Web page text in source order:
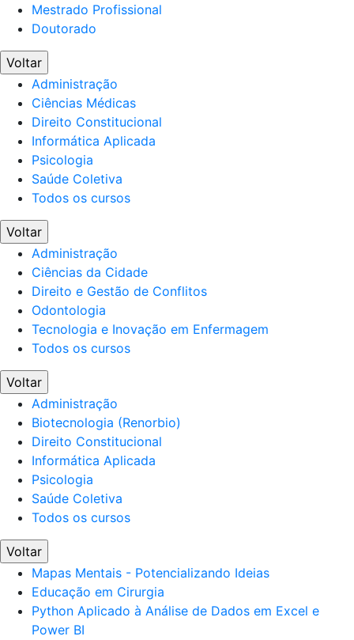
Mestrado Profissional
Doutorado
Voltar
Administração
Ciências Médicas
Direito Constitucional
Informática Aplicada
Psicologia
Saúde Coletiva
Todos os cursos
Voltar
Administração
Ciências da Cidade
Direito e Gestão de Conflitos
Odontologia
Tecnologia e Inovação em Enfermagem
Todos os cursos
Voltar
Administração
Biotecnologia (Renorbio)
Direito Constitucional
Informática Aplicada
Psicologia
Saúde Coletiva
Todos os cursos
Voltar
Mapas Mentais - Potencializando Ideias
Educação em Cirurgia
Python Aplicado à Análise de Dados em Excel e
Power BI